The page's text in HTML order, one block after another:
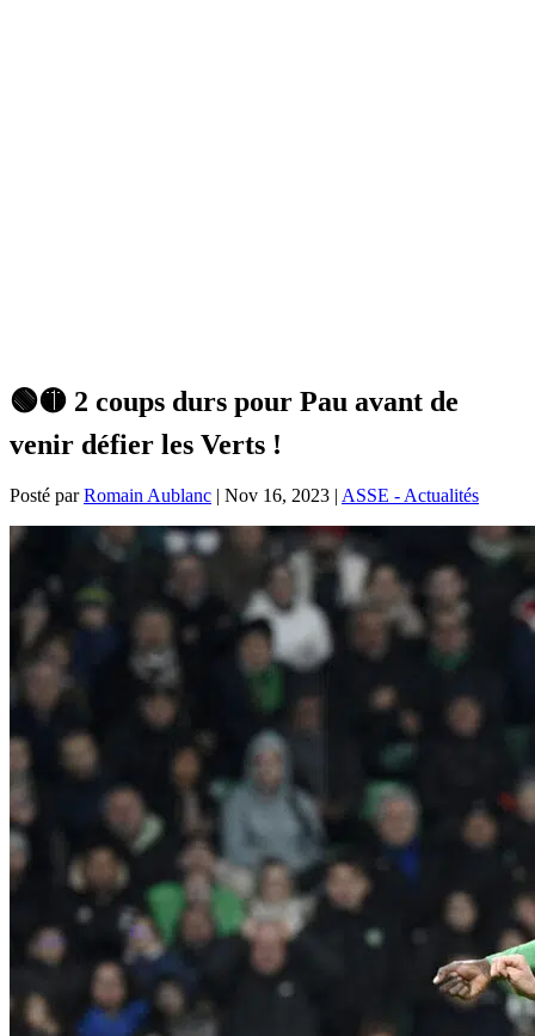
🟢🟡 2 coups durs pour Pau avant de
venir défier les Verts !
Posté parRomain Aublanc | Nov 16, 2023 | ASSE - Actualités